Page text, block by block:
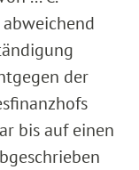
der
bis auf einen